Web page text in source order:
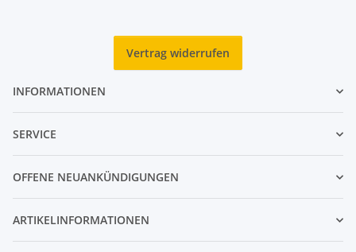
Vertrag widerrufen
INFORMATIONEN
SERVICE
OFFENE NEUANKÜNDIGUNGEN
ARTIKELINFORMATIONEN